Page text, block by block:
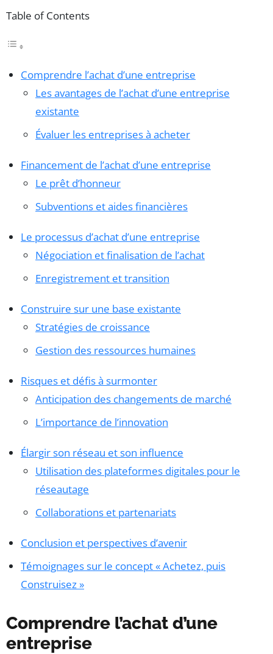
Table of Contents
Comprendre l’achat d’une entreprise
Les avantages de l’achat d’une entreprise
existante
Évaluer les entreprises à acheter
Financement de l’achat d’une entreprise
Le prêt d’honneur
Subventions et aides financières
Le processus d’achat d’une entreprise
Négociation et finalisation de l’achat
Enregistrement et transition
Construire sur une base existante
Stratégies de croissance
Gestion des ressources humaines
Risques et défis à surmonter
Anticipation des changements de marché
L’importance de l’innovation
Élargir son réseau et son influence
Utilisation des plateformes digitales pour le
réseautage
Collaborations et partenariats
Conclusion et perspectives d’avenir
Témoignages sur le concept « Achetez, puis
Construisez »
Comprendre l’achat d’une
entreprise